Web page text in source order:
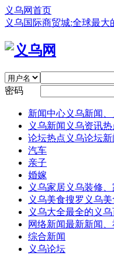
义乌网首页
义乌国际商贸城:全球最大
密码
新闻中心义乌新闻
义乌新闻 义乌资讯
论坛热点 义乌论坛
汽车
亲子
婚嫁
义乌家居义乌装修
义乌美食搜罗义乌
义乌大全最全的义
网络新闻最新新闻
综合新闻
义乌论坛